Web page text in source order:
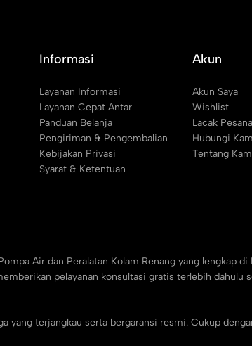
Informasi
Layanan Informasi
Layanan Cepat Antar
Panduan Belanja
Pengiriman & Pengembalian
Kebijakan Privasi
Syarat & Ketentuan
Akun
Akun Saya
Wishlist
Lacak
Hubungi
Tentang
Air dan Peralatan Kolam Renang yang lengkap
pelayanan konsultasi gratis terlebih
yang terjangkau serta bergaransi resmi. Cukup